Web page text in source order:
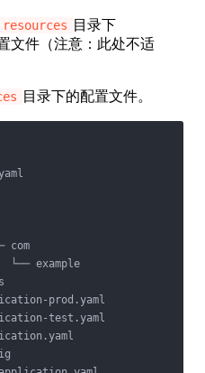
resources
目录下
文件（注意：此处不适
目录下的配置文件。
example
prod.yaml
test.yaml